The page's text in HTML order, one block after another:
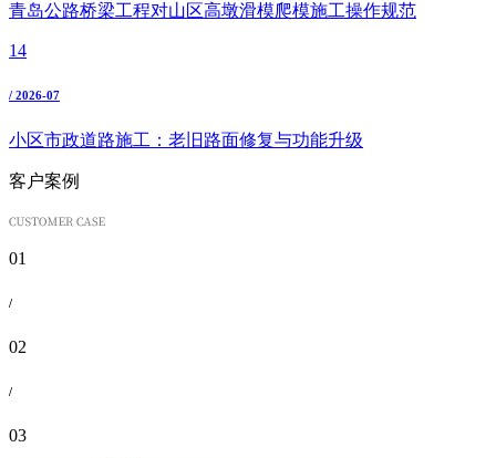
青岛公路桥梁工程对山区高墩滑模爬模施工操作规范
14
/ 2026-07
小区市政道路施工：老旧路面修复与功能升级
客户案例
01
/
02
/
03